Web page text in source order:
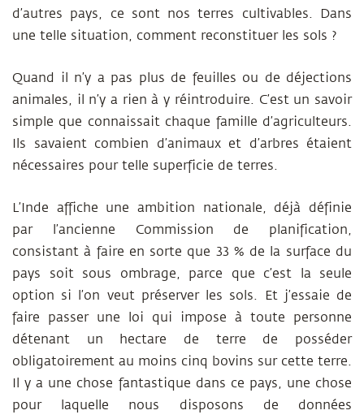
d’autres pays, ce sont nos terres cultivables. Dans
une telle situation, comment reconstituer les sols ?
Quand il n’y a pas plus de feuilles ou de déjections
animales, il n’y a rien à y réintroduire. C’est un savoir
simple que connaissait chaque famille d’agriculteurs.
Ils savaient combien d’animaux et d’arbres étaient
nécessaires pour telle superficie de terres.
L’Inde affiche une ambition nationale, déjà définie
par l’ancienne Commission de planification,
consistant à faire en sorte que 33 % de la surface du
pays soit sous ombrage, parce que c’est la seule
option si l’on veut préserver les sols. Et j’essaie de
faire passer une loi qui impose à toute personne
détenant un hectare de terre de posséder
obligatoirement au moins cinq bovins sur cette terre.
Il y a une chose fantastique dans ce pays, une chose
pour laquelle nous disposons de données